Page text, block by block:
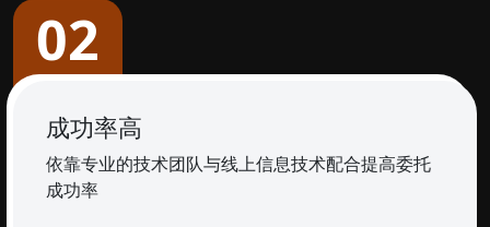
02
成功率高
依靠专业的技术团队与线上信息技术配合提高委托
成功率